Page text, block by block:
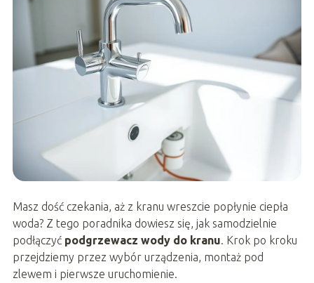
Masz dość czekania, aż z kranu wreszcie popłynie ciepła
woda? Z tego poradnika dowiesz się, jak samodzielnie
podłączyć podgrzewacz wody do kranu . Krok po kroku
przejdziemy przez wybór urządzenia, montaż pod
zlewem i pierwsze uruchomienie.